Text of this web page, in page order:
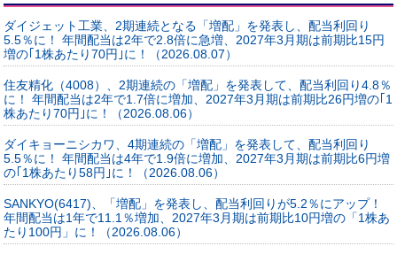
ダイジェット工業、2期連続となる「増配」を発表し、配当利回り
5.5％に！ 年間配当は2年で2.8倍に急増、2027年3月期は前期比15円
増の｢1株あたり70円｣に！（2026.08.07）
住友精化（4008）、2期連続の「増配」を発表して、配当利回り4.8％
に！ 年間配当は2年で1.7倍に増加、2027年3月期は前期比26円増の｢1
株あたり70円｣に！（2026.08.06）
ダイキョーニシカワ、4期連続の「増配」を発表して、配当利回り
5.5％に！ 年間配当は4年で1.9倍に増加、2027年3月期は前期比6円増
の｢1株あたり58円｣に！（2026.08.06）
SANKYO(6417)、「増配」を発表し、配当利回りが5.2％にアップ！
年間配当は1年で11.1％増加、2027年3月期は前期比10円増の「1株あ
たり100円」に！（2026.08.06）